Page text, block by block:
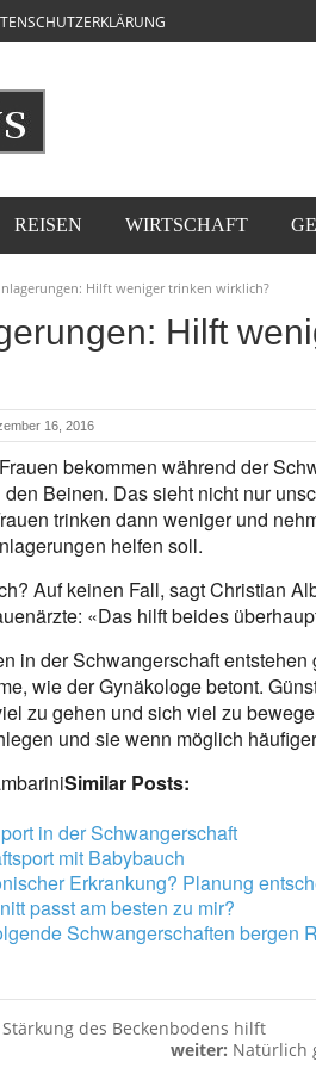
REISEN WIRTSCHAFT
Hilft weniger trinken wirklich?
Hilft
16, 2016
bekommen während der
Beinen. Das sieht nicht nur
trinken dann weniger und
helfen soll.
Auf keinen Fall, sagt Christian
«Das hilft beides
in der Schwangerschaft
wie der Gynäkologe betont.
zu gehen und sich viel zu
und sie wenn möglich
Similar Posts:
in der Schwangerschaft
mit Babybauch
Erkrankung? Planung
passt am besten zu mir?
Schwangerschaften bergen
des Beckenbodens hilft
weiter: Natürlich